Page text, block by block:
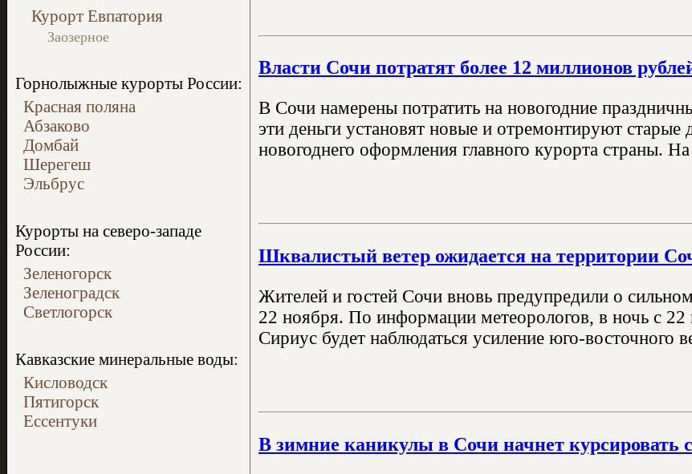
Курорт Евпатория
Заозерное
Горнолыжные курорты России:
Красная поляна
Абзаково
Домбай
Шерегеш
Эльбрус
Курорты на северо-западе
России:
Зеленогорск
Зеленоградск
Светлогорск
Кавказские минеральные воды:
Кисловодск
Пятигорск
Ессентуки
Власти Сочи потратят более 12 миллионов
В Сочи намерены потратить на новогодние
эти деньги установят новые и отремонтируют старые
новогоднего оформления главного курорта страны.
Шквалистый ветер ожидается на территории
Жителей и гостей Сочи вновь предупредили о
22 ноября. По информации метеорологов, в ночь с
Сириус будет наблюдаться усиление юго-восточного
В зимние каникулы в Сочи начнет курсировать